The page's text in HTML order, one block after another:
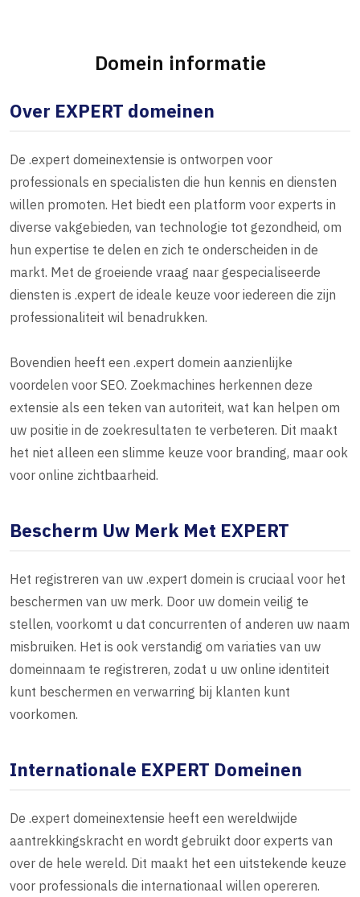
Domein informatie
Over EXPERT domeinen
De .expert domeinextensie is ontworpen voor
professionals en specialisten die hun kennis en diensten
willen promoten. Het biedt een platform voor experts in
diverse vakgebieden, van technologie tot gezondheid, om
hun expertise te delen en zich te onderscheiden in de
markt. Met de groeiende vraag naar gespecialiseerde
diensten is .expert de ideale keuze voor iedereen die zijn
professionaliteit wil benadrukken.
Bovendien heeft een .expert domein aanzienlijke
voordelen voor SEO. Zoekmachines herkennen deze
extensie als een teken van autoriteit, wat kan helpen om
uw positie in de zoekresultaten te verbeteren. Dit maakt
het niet alleen een slimme keuze voor branding, maar ook
voor online zichtbaarheid.
Bescherm Uw Merk Met EXPERT
Het registreren van uw .expert domein is cruciaal voor het
beschermen van uw merk. Door uw domein veilig te
stellen, voorkomt u dat concurrenten of anderen uw naam
misbruiken. Het is ook verstandig om variaties van uw
domeinnaam te registreren, zodat u uw online identiteit
kunt beschermen en verwarring bij klanten kunt
voorkomen.
Internationale EXPERT Domeinen
De .expert domeinextensie heeft een wereldwijde
aantrekkingskracht en wordt gebruikt door experts van
over de hele wereld. Dit maakt het een uitstekende keuze
voor professionals die internationaal willen opereren.